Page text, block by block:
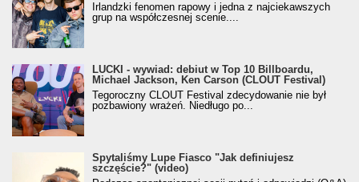
Irlandzki fenomen rapowy i jedna z najciekawszych
grup na współczesnej scenie....
LUCKI - wywiad: debiut w Top 10 Billboardu,
Michael Jackson, Ken Carson (CLOUT Festival)
Tegoroczny CLOUT Festival zdecydowanie nie był
pozbawiony wrażeń. Niedługo po...
Spytaliśmy Lupe Fiasco "Jak definiujesz
szczęście?" (video)